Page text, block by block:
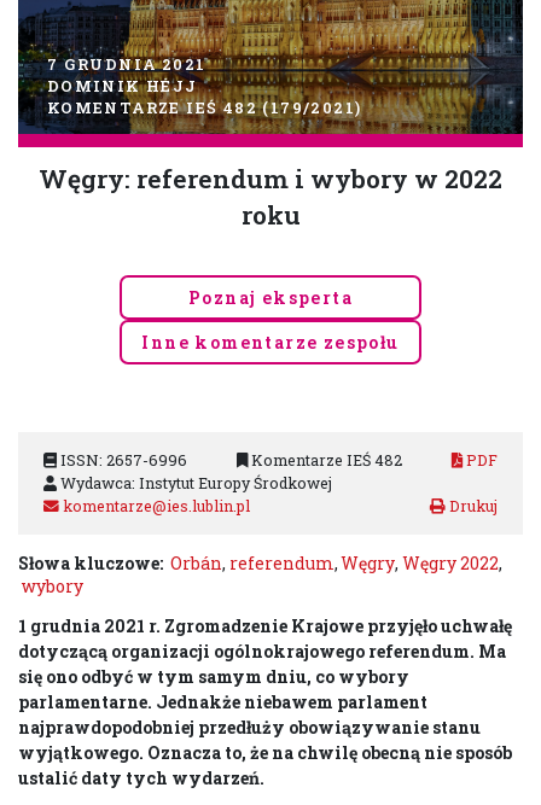
7 GRUDNIA 2021
DOMINIK HÉJJ
KOMENTARZE IEŚ 482 (179/2021)
Węgry: referendum i wybory w 2022
roku
Poznaj eksperta
Inne komentarze zespołu
ISSN: 2657-6996 Komentarze IEŚ 482
PDF
Wydawca: Instytut Europy Środkowej
komentarze@ies.lublin.pl
Słowa kluczowe: Orbán, referendum,Węgry, Węgry 2022,
wybory
1 grudnia 2021 r. Zgromadzenie Krajowe przyjęło uchwałę
dotyczącą organizacji ogólnokrajowego referendum. Ma
się ono odbyć w tym samym dniu, co wybory
parlamentarne. Jednakże niebawem parlament
najprawdopodobniej przedłuży obowiązywanie stanu
wyjątkowego. Oznacza to, że na chwilę obecną nie sposób
ustalić daty tych wydarzeń.